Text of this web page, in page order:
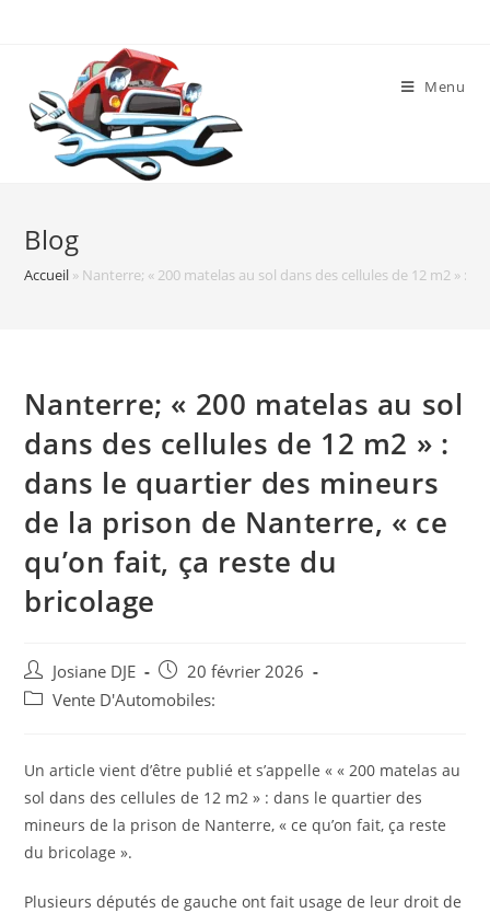
Menu
Blog
Accueil » Nanterre; « 200 matelas au sol dans des cellules de 12 m2 » :
Nanterre; « 200 matelas au sol
dans des cellules de 12 m2 » :
dans le quartier des mineurs
de la prison de Nanterre, « ce
qu’on fait, ça reste du
bricolage
Auteur/autrice
de
Josiane DJE
Post
published:
20 février 2026
PostVente D'Automobiles:
Un article vient d’être publié et s’appelle « « 200 matelas au
sol dans des cellules de 12 m2 » : dans le quartier des
mineurs de la prison de Nanterre, « ce qu’on fait, ça reste
du bricolage ».
Plusieurs députés de gauche ont fait usage de leur droit de